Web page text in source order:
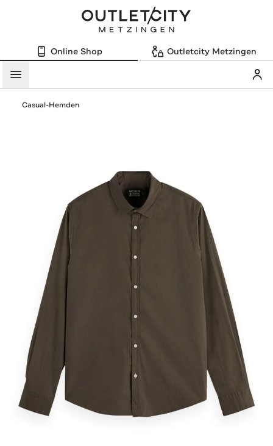
Online Shop Outletcity Metzingen
Menü
Casual-Hemden